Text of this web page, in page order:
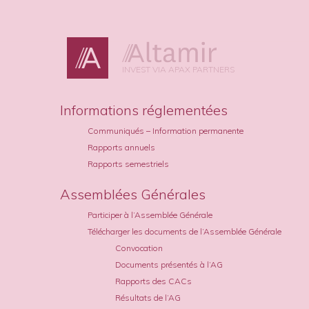
INVEST VIA APAX PARTNERS
Informations réglementées
Communiqués – Information permanente
Rapports annuels
Rapports semestriels
Assemblées Générales
Participer à l’Assemblée Générale
Télécharger les documents de l’Assemblée Générale
Convocation
Documents présentés à l’AG
Rapports des CACs
Résultats de l’AG